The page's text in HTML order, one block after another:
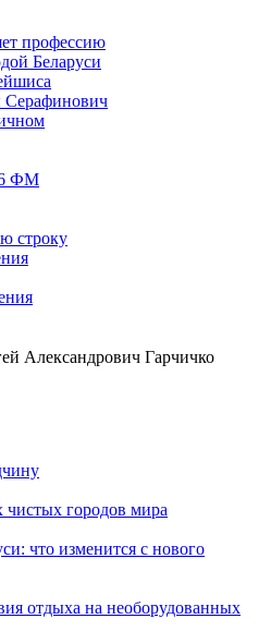
профессию
Беларуси
Серафинович
ФМ
строку
Александрович Гарчичко
городов мира
что изменится с нового
отдыха на необорудованных